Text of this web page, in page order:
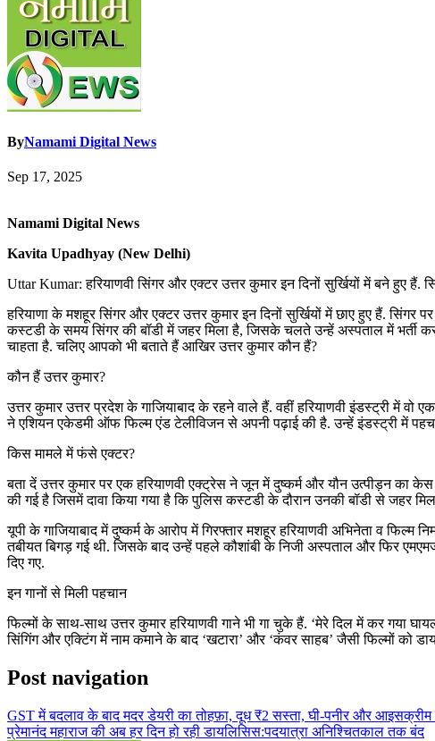
ByNamami Digital News
Sep 17, 2025
Namami Digital News
Kavita Upadhyay (New Delhi)
Uttar Kumar: हरियाणवी सिंगर और एक्टर उत्तर कुमार इन दिनों सुर्खियों में बने हुए
हरियाणा के मशहूर सिंगर और एक्टर उत्तर कुमार इन दिनों सुर्खियों में छाए हुए हैं.
कस्टडी के समय सिंगर की बॉडी में जहर मिला है, जिसके चलते उन्हें अस्पताल में भर्ती
चाहता है. चलिए आपको भी बताते हैं आखिर उत्तर कुमार कौन हैं?
कौन हैं उत्तर कुमार?
उत्तर कुमार उत्तर प्रदेश के गाजियाबाद के रहने वाले हैं. वहीं हरियाणवी इंडस्ट्री में वो
ने एशियन एकेडमी ऑफ फिल्म एंड टेलीविजन से अपनी पढ़ाई की है. उन्हें इंडस्ट्री में
किस मामले में फंसे एक्टर?
बता दें उत्तर कुमार पर एक हरियाणवी एक्ट्रेस ने जून में दुष्कर्म और यौन उत्पीड़न का
की गई है जिसमें दावा किया गया है कि पुलिस कस्टडी के दौरान उनकी बॉडी से जहर
यूपी के गाजियाबाद में दुष्कर्म के आरोप में गिरफ्तार मशहूर हरियाणवी अभिनेता व फिल्म
तबीयत बिगड़ गई थी. जिसके बाद उन्हें पहले कौशांबी के निजी अस्पताल और फिर
दिए गए.
इन गानों से मिली पहचान
फिल्मों के साथ-साथ उत्तर कुमार हरियाणवी गाने भी गा चुके हैं. ‘मेरे दिल में कर गया
सिंगिंग और एक्टिंग में नाम कमाने के बाद ‘खटारा’ और ‘कंवर साहब’ जैसी फिल्मों को
Post navigation
GST में बदलाव के बाद मदर डेयरी का तोहफ़ा, दूध ₹2 सस्ता, घी-पनीर और आइसक्रीम
प्रेमानंद महाराज की अब हर दिन हो रही डायलिसिस:पदयात्रा अनिश्चितकाल तक बंद